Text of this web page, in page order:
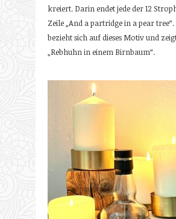
kreiert. Darin endet jede der 12
Zeile „And a partridge in a pear
bezieht sich auf dieses Motiv und
„Rebhuhn in einem Birnbaum“.